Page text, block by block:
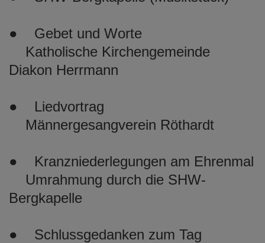
● Gebet und Worte
Katholische Kirchengemeinde
Diakon Herrmann
● Liedvortrag
Männergesangverein Röthardt
● Kranzniederlegungen am Ehrenmal
Umrahmung durch die SHW-
Bergkapelle
● Schlussgedanken zum Tag